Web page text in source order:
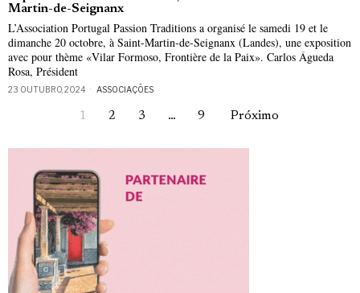
Martin-de-Seignanx
L’Association Portugal Passion Traditions a organisé le samedi 19 et le
dimanche 20 octobre, à Saint-Martin-de-Seignanx (Landes), une exposition
avec pour thème «Vilar Formoso, Frontière de la Paix». Carlos Águeda
Rosa, Président
23 OUTUBRO, 2024 ASSOCIAÇÕES
1 2 3 … 9 Próximo